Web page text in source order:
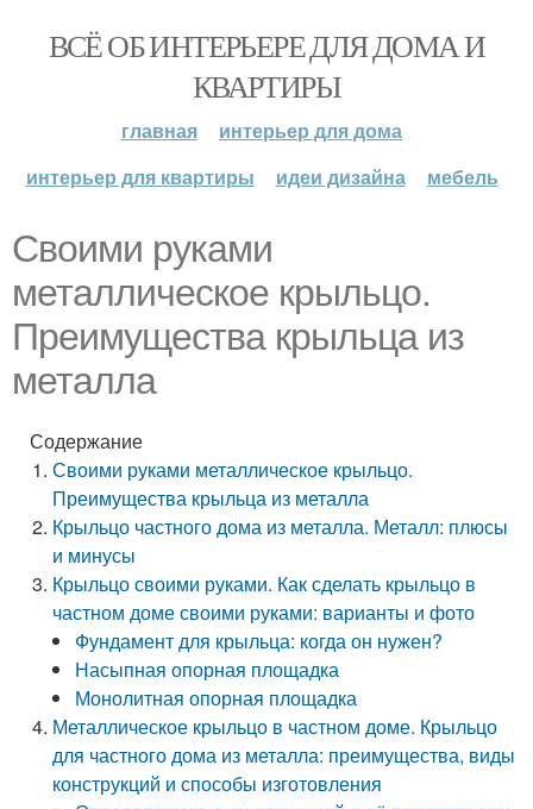
ВСЁ ОБ ИНТЕРЬЕРЕ ДЛЯ ДОМА И
КВАРТИРЫ
главная
интерьер для дома
интерьер для квартиры
идеи дизайна мебель
Своими руками
металлическое крыльцо.
Преимущества крыльца из
металла
Содержание
Своими руками металлическое крыльцо.
Преимущества крыльца из металла
Крыльцо частного дома из металла. Металл: плюсы
и минусы
Крыльцо своими руками. Как сделать крыльцо в
частном доме своими руками: варианты и фото
Фундамент для крыльца: когда он нужен?
Насыпная опорная площадка
Монолитная опорная площадка
Металлическое крыльцо в частном доме. Крыльцо
для частного дома из металла: преимущества, виды
конструкций и способы изготовления